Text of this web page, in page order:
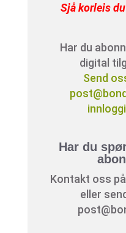
Sjå korleis
Har du
digital
Send
Har du
Kontakt oss
eller